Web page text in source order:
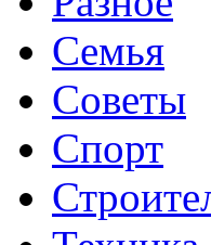
Семья
Советы
Спорт